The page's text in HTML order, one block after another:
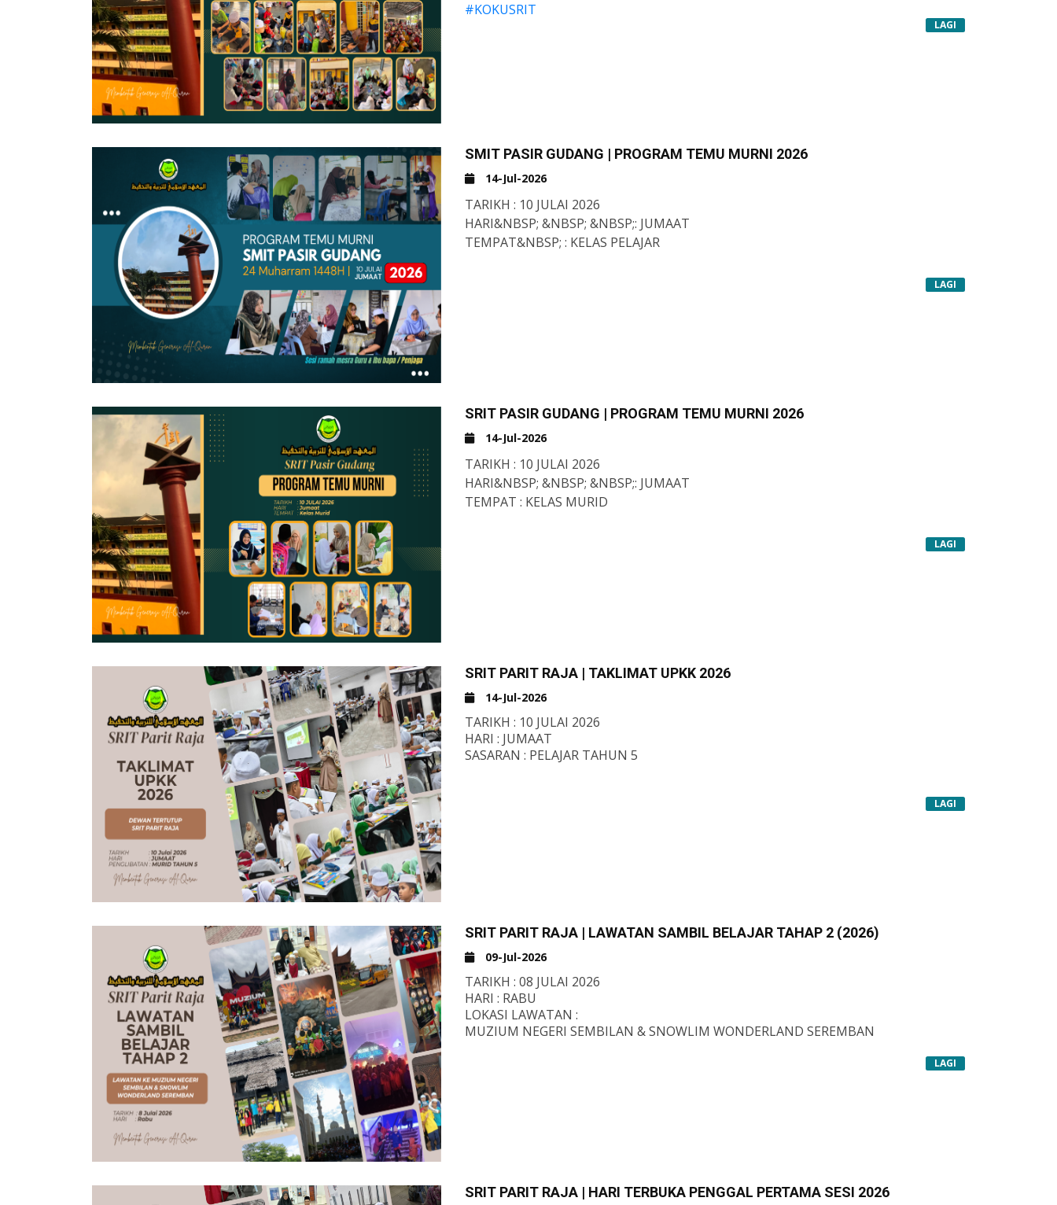
#KOKUSRIT
#MTC
LAGI
SMIT PASIR GUDANG | PROGRAM TEMU MURNI 2026
14-Jul-2026
TARIKH : 10 JULAI 2026
HARI&NBSP; &NBSP; &NBSP;: JUMAAT
TEMPAT&NBSP; : KELAS PELAJAR
LAGI
SRIT PASIR GUDANG | PROGRAM TEMU MURNI 2026
14-Jul-2026
TARIKH : 10 JULAI 2026
HARI&NBSP; &NBSP; &NBSP;: JUMAAT
TEMPAT : KELAS MURID
LAGI
SRIT PARIT RAJA | TAKLIMAT UPKK 2026
14-Jul-2026
TARIKH : 10 JULAI 2026
HARI : JUMAAT
SASARAN : PELAJAR TAHUN 5
LAGI
SRIT PARIT RAJA | LAWATAN SAMBIL BELAJAR TAHAP 2 (2026)
09-Jul-2026
TARIKH : 08 JULAI 2026
HARI : RABU
LOKASI LAWATAN :
MUZIUM NEGERI SEMBILAN & SNOWLIM WONDERLAND SEREMBAN
LAGI
SRIT PARIT RAJA | HARI TERBUKA PENGGAL PERTAMA SESI 2026